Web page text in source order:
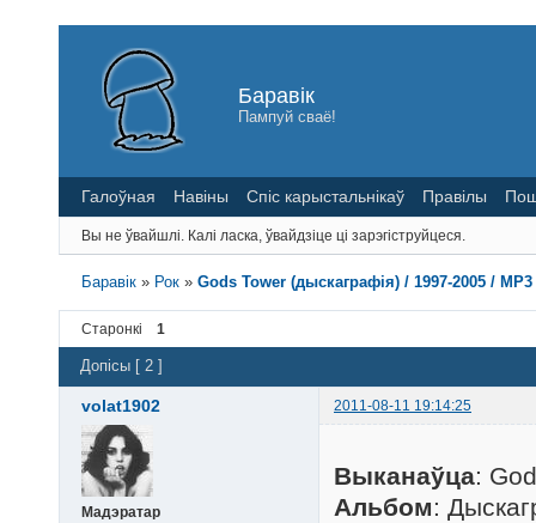
Баравік
Пампуй сваё!
Галоўная Навіны Спіс карыстальнікаў Правілы
Вы не ўвайшлі. Калі ласка, ўвайдзіце ці зарэгіструйцеся.
Баравік » Рок »Gods Tower (дыскаграфія) / 1997-2005 /
Старонкі 1
Допісы [ 2 ]
volat1902 2011-08-11 19:14:25
Мадэратар
Выканаўца:
Альбом: